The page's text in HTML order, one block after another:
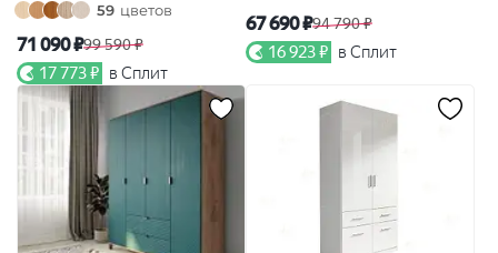
59 цветов
71 090 ₽99 590 ₽
17 773 ₽ в Сплит
67 690 ₽94 790 ₽
16 923 ₽ в Сплит